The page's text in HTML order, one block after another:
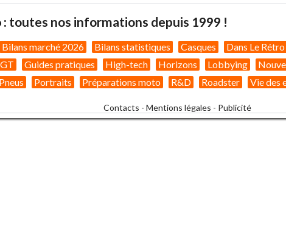
toutes nos informations depuis 1999 !
Bilans marché 2026 Bilans statistiques Casques Dans Le Rétro
GT Guides pratiques High-tech Horizons Lobbying
Pneus Portraits Préparations moto R&D Roadster Vie des
Contacts - Mentions légales - Publicité